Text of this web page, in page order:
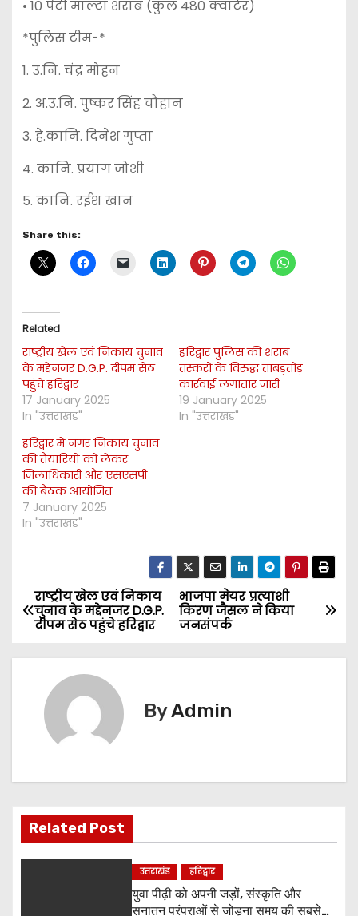
• 10 पेटी माल्टा शराब (कुल 480 क्वार्टर)
*पुलिस टीम-*
1. उ.नि. चंद्र मोहन
2. अ.उ.नि. पुष्कर सिंह चौहान
3. हे.कानि. दिनेश गुप्ता
4. कानि. प्रयाग जोशी
5. कानि. रईश खान
Share this:
Related
राष्ट्रीय खेल एवं निकाय चुनाव
के मद्देनजर D.G.P. दीपम सेठ
पहुंचे हरिद्वार
17 January 2025
In "उत्तराखंड"
हरिद्वार पुलिस की शराब
तस्करो के विरुद्ध ताबड़तोड़
कार्रवाई लगातार जारी
19 January 2025
In "उत्तराखंड"
हरिद्वार में नगर निकाय चुनाव
की तैयारियों को लेकर
जिलाधिकारी और एसएसपी
की बैठक आयोजित
7 January 2025
In "उत्तराखंड"
P
v
i
भाजपा मेयर प्रत्याशी
किरण जैसल ने किया
जनसंपर्क
राष्ट्रीय खेल एवं निकाय
चुनाव के मद्देनजर D.G.P.
दीपम सेठ पहुंचे हरिद्वार
ByAdmin
Related Post
उत्तराखंड हरिद्वार
युवा पीढ़ी को अपनी जड़ों, संस्कृति और
सनातन परंपराओं से जोड़ना समय की सबसे